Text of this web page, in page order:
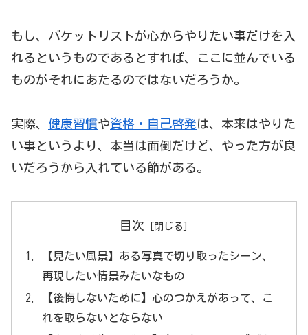
もし、バケットリストが心からやりたい事だけを入
れるというものであるとすれば、ここに並んでいる
ものがそれにあたるのではないだろうか。
実際、 健康習慣や資格・自己啓発は、本来はやりた
い事というより、本当は面倒だけど、やった方が良
いだろうから入れている節がある。
目次
【見たい風景】ある写真で切り取ったシーン、
再現したい情景みたいなもの
【後悔しないために】心のつかえがあって、こ
れを取らないとならない